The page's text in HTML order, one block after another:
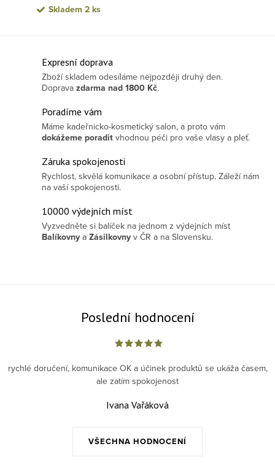
Skladem 2 ks
Ovládací prvky výpisu
Expresní doprava
Zboží skladem odesíláme nejpozději druhý den.
Doprava zdarma nad 1800 Kč.
Poradíme vám
Máme kadeřnicko-kosmetický salon, a proto vám
dokážeme poradit vhodnou péči pro vaše vlasy a pleť.
Záruka spokojenosti
Rychlost, skvělá komunikace a osobní přístup. Záleží nám
na vaší spokojenosti.
10000 výdejních míst
Vyzvedněte si balíček na jednom z výdejních míst
Balíkovny a Zásilkovny v ČR a na Slovensku.
Poslední hodnocení
VŠECHNA HODNOCENÍ
rychlé doručení, komunikace OK a účinek produktů se ukáža časem,
ale zatím spokojenost
Ivana Vařáková